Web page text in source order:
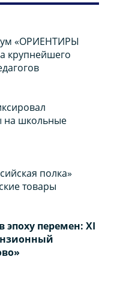
«ОРИЕНТИРЫ
крупнейшего
на школьные
полка»
товары
перемен: XI